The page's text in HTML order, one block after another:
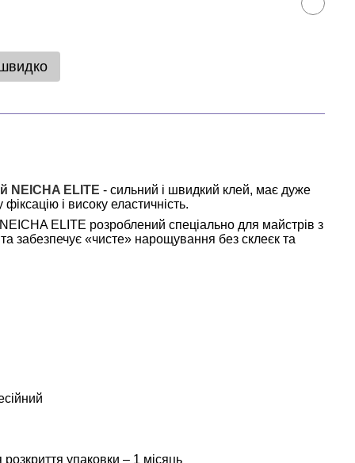
NEICHA ELITE - сильний і швидкий клей, має дуже
і високу еластичність.
ELITE розроблений спеціально для майстрів з
забезпечує «чисте» нарощування без склеєк та
розкриття упаковки – 1 місяць